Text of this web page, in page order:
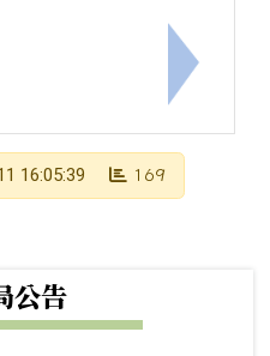
文教基金會民國115年8月15
下一筆：
16:05:39 169
公告